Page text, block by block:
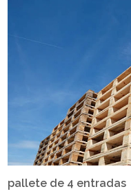
pallete de 4 entradas